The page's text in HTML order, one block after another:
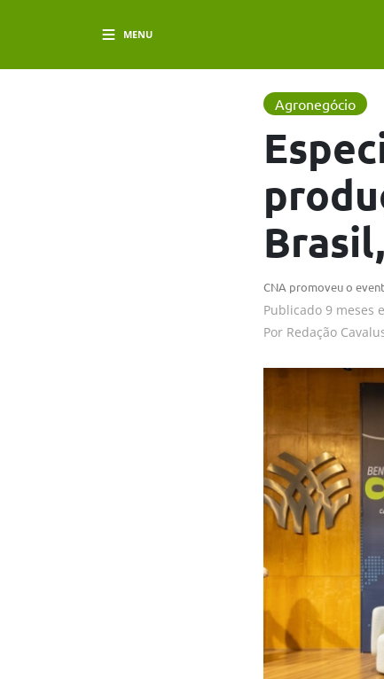
MENU
Agronegócio
CNA promoveu o
Publicado 9 meses
Por Redação